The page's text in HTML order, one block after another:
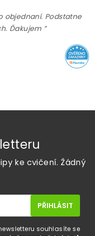
objednaní. Podstatne
Ďakujem ”
ke cvičení. Žádný
souhlasíte se